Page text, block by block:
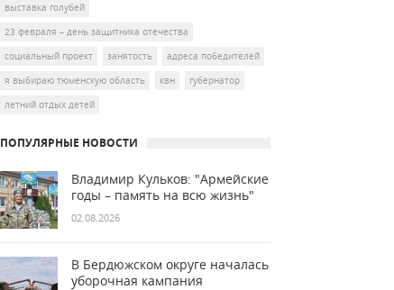
выставка голубей
23 февраля – день защитника отечества
социальный проект
занятость
адреса победителей
я выбираю тюменскую область
квн
губернатор
летний отдых детей
ПОПУЛЯРНЫЕ НОВОСТИ
Владимир Кульков: "Армейские
годы – память на всю жизнь"
02.08.2026
В Бердюжском округе началась
уборочная кампания